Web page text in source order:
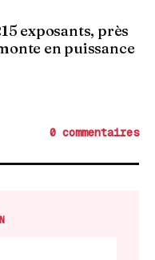
exposants, près
en puissance
0 commentaires